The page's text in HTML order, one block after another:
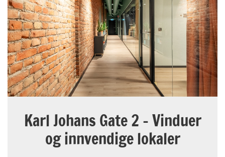
Karl Johans Gate 2 – Vinduer
og innvendige lokaler